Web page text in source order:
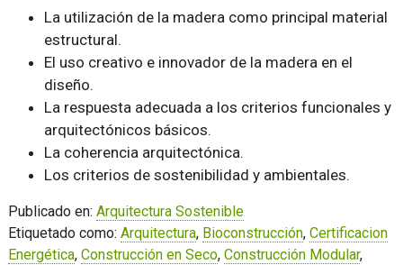
La utilización de la madera como principal material
estructural.
El uso creativo e innovador de la madera en el
diseño.
La respuesta adecuada a los criterios funcionales y
arquitectónicos básicos.
La coherencia arquitectónica.
Los criterios de sostenibilidad y ambientales.
Publicado en: Arquitectura Sostenible
Etiquetado como: Arquitectura, Bioconstrucción, Certificacion
Energética, Construcción en Seco, Construcción Modular,